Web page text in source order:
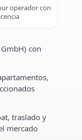
operador con
con
traslado y
mercado